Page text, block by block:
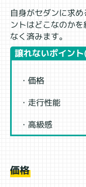
自身がセダンに求
ントはどこなのか
なく済みます。
譲れないポイン
・価格
・走行性能
・高級感
価格